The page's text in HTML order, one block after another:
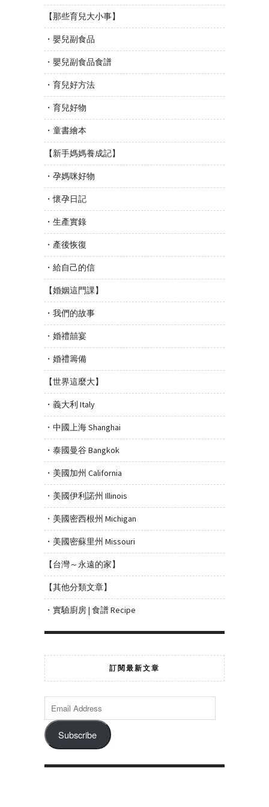
【那些育兒大小事】
・嬰兒副食品
・嬰兒副食品食譜
・育兒好方法
・育兒好物
・童書繪本
【新手媽媽養成記】
・孕媽咪好物
・懷孕日記
・生產實錄
・產後恢復
・給自己的信
【婚姻這門課】
・我們的故事
・婚禮囍宴
・婚禮籌備
【世界這麼大】
・義大利 Italy
・中國上海 Shanghai
・泰國曼谷 Bangkok
・美國加州 California
・美國伊利諾州 Illinois
・美國密西根州 Michigan
・美國密蘇里州 Missouri
【台灣～永遠的家】
【其他分類文章】
・實驗廚房 | 食譜 Recipe
訂閱最新文章
Subscribe